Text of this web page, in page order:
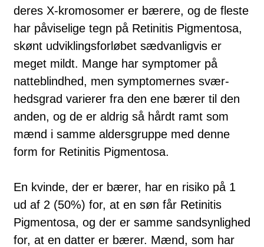
deres X-kromosomer er bærere, og de fleste
har påviselige tegn på Retinitis Pigmentosa,
skønt udviklingsforløbet sædvanligvis er
meget mildt. Mange har symptomer på
natteblindhed, men symptomernes svær­
hedsgrad varierer fra den ene bærer til den
anden, og de er aldrig så hårdt ramt som
mænd i samme aldersgruppe med denne
form for Retinitis Pigmentosa.
En kvinde, der er bærer, har en risiko på 1
ud af 2 (50%) for, at en søn får Retinitis
Pigmentosa, og der er samme sandsynlighed
for, at en datter er bærer. Mænd, som har